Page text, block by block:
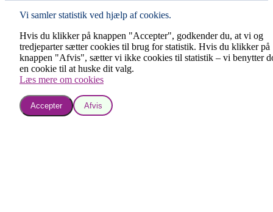
Vi samler statistik ved hjælp af cookies.
Hvis du klikker på knappen "Accepter", godkender du, at vi og
tredjeparter sætter cookies til brug for statistik. Hvis du klikker på
knappen "Afvis", sætter vi ikke cookies til statistik – vi benytter
en cookie til at huske dit valg.
Læs mere om cookies
Accepter Afvis